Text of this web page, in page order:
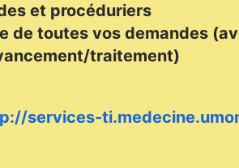
et procéduriers
de toutes vos demandes
traitement)
services-